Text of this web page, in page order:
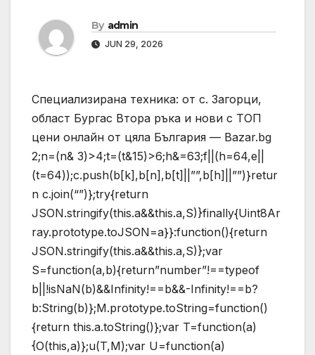
By admin
JUN 29, 2026
Специализирана техника: от с. Загорци,
област Бургас Втора ръка и нови с ТОП
цени онлайн от цяла България — Bazar.bg
2;n=(n& 3)>4;t=(t&15)>6;h&=63;f||(h=64,e||
(t=64));c.push(b[k],b[n],b[t]||””,b[h]||””)}retur
n c.join(“”)};try{return
JSON.stringify(this.a&&this.a,S)}finally{Uint8Ar
ray.prototype.toJSON=a}}:function(){return
JSON.stringify(this.a&&this.a,S)};var
S=function(a,b){return”number”!==typeof
b||!isNaN(b)&&Infinity!==b&&-Infinity!==b?
b:String(b)};M.prototype.toString=function()
{return this.a.toString()};var T=function(a)
{O(this,a)};u(T,M);var U=function(a)